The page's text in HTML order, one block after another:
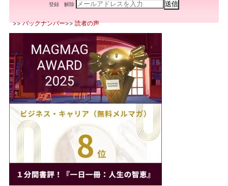
登録 解除
>>バックナンバー>>読者の声